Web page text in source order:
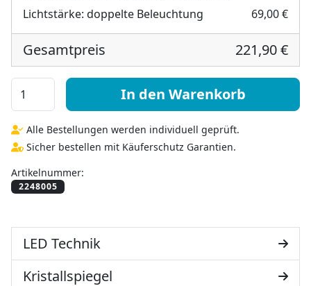
Lichtstärke: doppelte Beleuchtung 69,00 €
Gesamtpreis 221,90 €
Deko Wandspiegel mit Beleuchtung - Athens Menge
In den Warenkorb
Alle Bestellungen werden individuell geprüft.
Sicher bestellen mit Käuferschutz Garantien.
Artikelnummer:
LED Technik
Kristallspiegel